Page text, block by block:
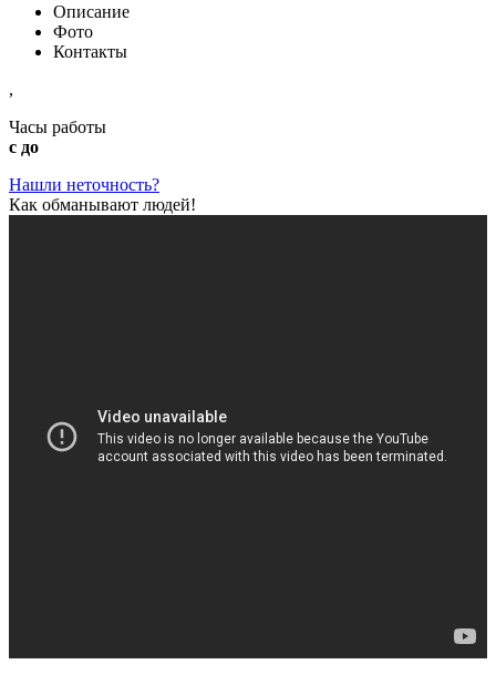
Описание
Фото
Контакты
,
Часы работы
с до
Нашли неточность?
Как обманывают людей!